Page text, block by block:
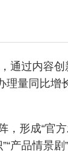
通过内容
理量同比增
，形成“官
产品情景剧